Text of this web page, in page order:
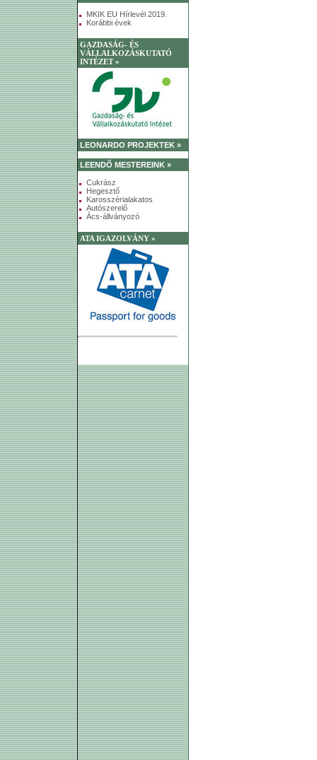
MKIK EU Hírlevél 2019.
Korábbi évek
GAZDASÁG- ÉS
VÁLLALKOZÁSKUTATÓ
INTÉZET »
LEONARDO PROJEKTEK »
LEENDŐ MESTEREINK »
Cukrász
Hegesztő
Karosszérialakatos
Autószerelő
Ács-állványozó
ATA IGAZOLVÁNY »